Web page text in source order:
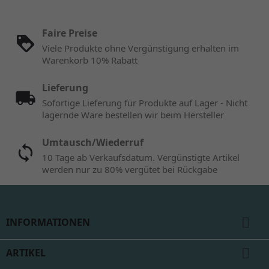
Faire Preise
Viele Produkte ohne Vergünstigung erhalten im
Warenkorb 10% Rabatt
Lieferung
Sofortige Lieferung für Produkte auf Lager - Nicht
lagernde Ware bestellen wir beim Hersteller
Umtausch/Wiederruf
10 Tage ab Verkaufsdatum. Vergünstigte Artikel
werden nur zu 80% vergütet bei Rückgabe
INFORMATIONEN
ARTIKEL